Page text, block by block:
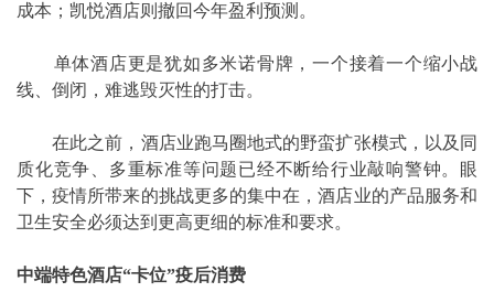
成本；凯悦酒店则撤回今年盈利预测。
单体酒店更是犹如多米诺骨牌，一个接着一个缩小战
线、倒闭，难逃毁灭性的打击。
在此之前，酒店业跑马圈地式的野蛮扩张模式，以及同
质化竞争、多重标准等问题已经不断给行业敲响警钟。眼
下，疫情所带来的挑战更多的集中在，酒店业的产品服务和
卫生安全必须达到更高更细的标准和要求。
中端特色酒店“卡位”疫后消费